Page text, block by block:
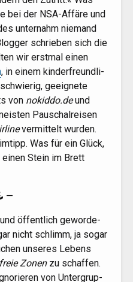
bei der NSA-Affä­re und
unter­nahm nie­mand
schrie­ben sich die
wir erst­mal einen
, in einem kin­der­freund­li­
geeig­ne­te
von nokiddo.deund
Pau­schal­rei­sen
ver­mit­telt wur­den.
Was für ein Glück,
Stein im Brett
—
öffent­lich gewor­de­
nicht schlimm, ja sogar
unse­res Lebens
Zonenzu schaf­fen.
von Unter­grup­